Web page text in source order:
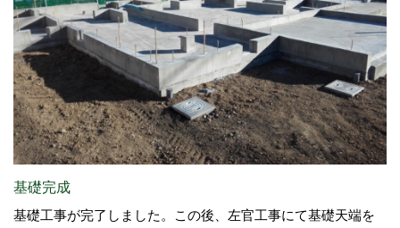
基礎完成
基礎工事が完了しました。この後、左官工事にて基礎天端を